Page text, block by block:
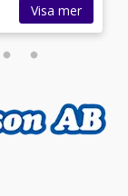
Visa mer